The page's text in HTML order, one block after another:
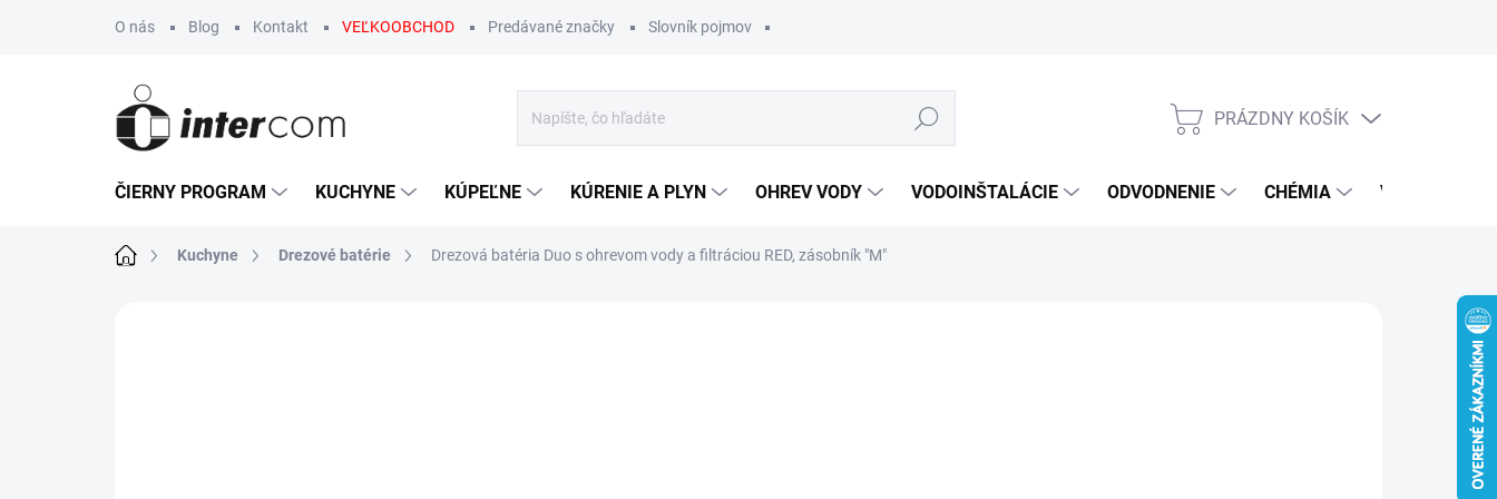
O nás Blog Kontakt VEĽKOOBCHOD Predávané značky Slovník pojmov
Hľadať
NÁKUPNÝ
PRÁZDNY KOŠÍK
ČIERNY PROGRAM KUCHYNE KÚPEĽNE KÚRENIE A PLYN OHREV VODY VODOINŠTALÁCIE ODVODNENIE CHÉMIA VEREJNÝ
DomovKuchyne Drezové batérie Drezová batéria Duo s ohrevom vody a filtráciou RED, zásobník "M"